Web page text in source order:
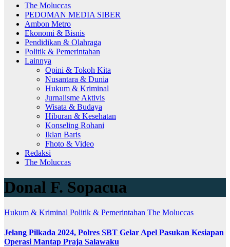
The Moluccas
PEDOMAN MEDIA SIBER
Ambon Metro
Ekonomi & Bisnis
Pendidikan & Olahraga
Politik & Pemerintahan
Lainnya
Opini & Tokoh Kita
Nusantara & Dunia
Hukum & Kriminal
Jurnalisme Aktivis
Wisata & Budaya
Hiburan & Kesehatan
Konseling Rohani
Iklan Baris
Fhoto & Video
Redaksi
The Moluccas
Donal F. Sopacua
Hukum & Kriminal Politik & Pemerintahan The Moluccas
Jelang Pilkada 2024, Polres SBT Gelar Apel Pasukan Kesiapan
Operasi Mantap Praja Salawaku